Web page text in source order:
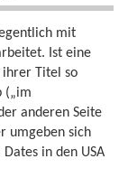
mit
Ist eine
ihrer Titel so
(„im
anderen Seite
umgeben sich
in den USA